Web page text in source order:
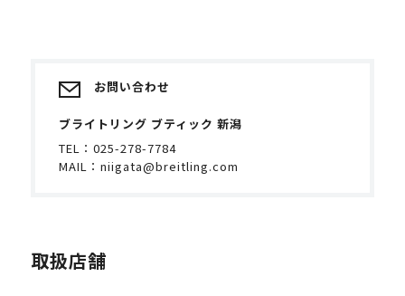
お問い合わせ
ブライトリング ブティック 新潟
TEL： 025-278-7784
MAIL： niigata@breitling.com
取扱店舗